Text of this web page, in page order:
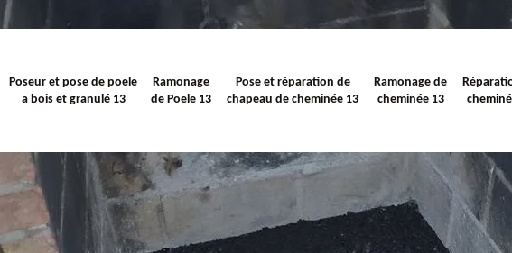
Poseur et pose de poele
a bois et granulé 13
Ramonage
de Poele 13
Pose et réparation de
chapeau de cheminée 13
Ramonage de
cheminée 13